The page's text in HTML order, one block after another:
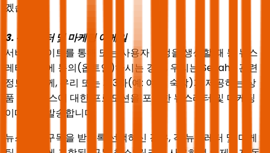
겠습니다.
3. 뉴스레터 및 마케팅 이메일
서비스 사이트를 통해 또는 사용자 계정을 생성할 때 등 뉴스
레터 구독에 동의(옵트인)하시는 경우, 우리는 Seyaha 관련
정보와 함께, 우리 또는 제3자(예: 여행, 숙박)가 제공하는 상
품 및 서비스에 대한 프로모션을 포함한 뉴스레터 및 마케팅
이메일을 발송합니다.
뉴스레터 구독을 받도록 선택하신 경우, 각 뉴스레터 및 마케